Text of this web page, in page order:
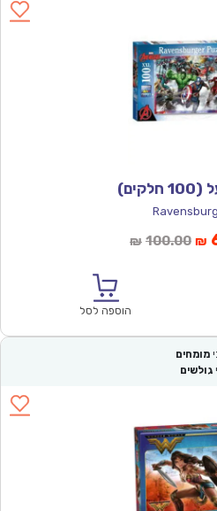
₪ 100.00 ₪
הוספה לסל
מומחים
גולשים